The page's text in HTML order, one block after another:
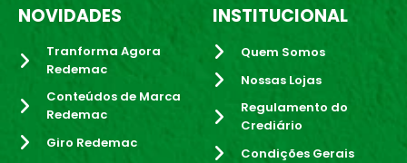
NOVIDADES
Tranforma Agora
Redemac
Conteúdos de Marca
Redemac
Giro Redemac
INSTITUCIONAL
Quem Somos
Nossas Lojas
Regulamento do
Crediário
Condições Gerais